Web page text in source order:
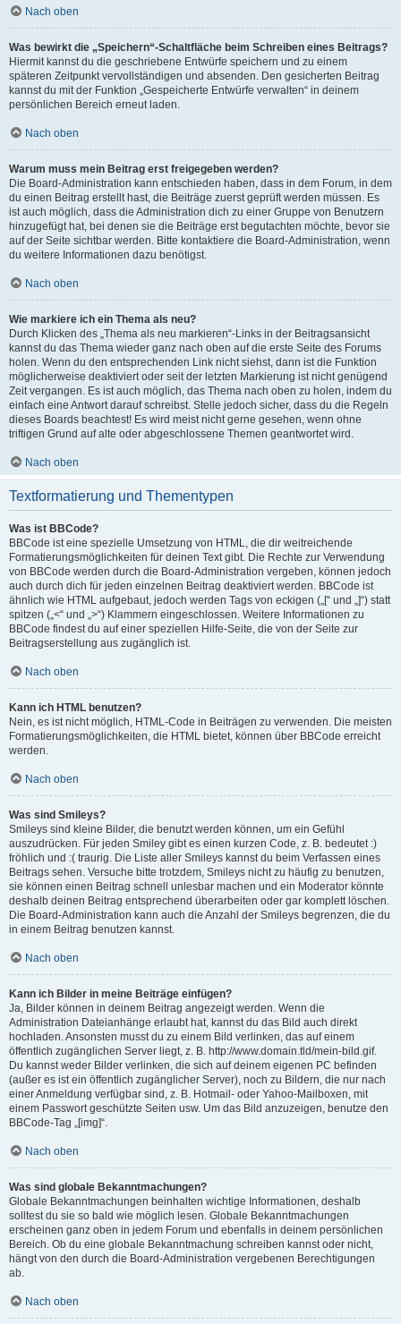
Nach oben
Was bewirkt die „Speichern“-Schaltfläche beim Schreiben eines Beitrags?
Hiermit kannst du die geschriebene Entwürfe speichern und zu einem
späteren Zeitpunkt vervollständigen und absenden. Den gesicherten Beitrag
kannst du mit der Funktion „Gespeicherte Entwürfe verwalten“ in deinem
persönlichen Bereich erneut laden.
Nach oben
Warum muss mein Beitrag erst freigegeben werden?
Die Board-Administration kann entschieden haben, dass in dem Forum, in dem
du einen Beitrag erstellt hast, die Beiträge zuerst geprüft werden müssen. Es
ist auch möglich, dass die Administration dich zu einer Gruppe von Benutzern
hinzugefügt hat, bei denen sie die Beiträge erst begutachten möchte, bevor sie
auf der Seite sichtbar werden. Bitte kontaktiere die Board-Administration, wenn
du weitere Informationen dazu benötigst.
Nach oben
Wie markiere ich ein Thema als neu?
Durch Klicken des „Thema als neu markieren“-Links in der Beitragsansicht
kannst du das Thema wieder ganz nach oben auf die erste Seite des Forums
holen. Wenn du den entsprechenden Link nicht siehst, dann ist die Funktion
möglicherweise deaktiviert oder seit der letzten Markierung ist nicht genügend
Zeit vergangen. Es ist auch möglich, das Thema nach oben zu holen, indem du
einfach eine Antwort darauf schreibst. Stelle jedoch sicher, dass du die Regeln
dieses Boards beachtest! Es wird meist nicht gerne gesehen, wenn ohne
triftigen Grund auf alte oder abgeschlossene Themen geantwortet wird.
Nach oben
Textformatierung und Thementypen
Was ist BBCode?
BBCode ist eine spezielle Umsetzung von HTML, die dir weitreichende
Formatierungsmöglichkeiten für deinen Text gibt. Die Rechte zur Verwendung
von BBCode werden durch die Board-Administration vergeben, können jedoch
auch durch dich für jeden einzelnen Beitrag deaktiviert werden. BBCode ist
ähnlich wie HTML aufgebaut, jedoch werden Tags von eckigen („[“ und „]“) statt
spitzen („<“ und „>“) Klammern eingeschlossen. Weitere Informationen zu
BBCode findest du auf einer speziellen Hilfe-Seite, die von der Seite zur
Beitragserstellung aus zugänglich ist.
Nach oben
Kann ich HTML benutzen?
Nein, es ist nicht möglich, HTML-Code in Beiträgen zu verwenden. Die meisten
Formatierungsmöglichkeiten, die HTML bietet, können über BBCode erreicht
werden.
Nach oben
Was sind Smileys?
Smileys sind kleine Bilder, die benutzt werden können, um ein Gefühl
auszudrücken. Für jeden Smiley gibt es einen kurzen Code, z. B. bedeutet :)
fröhlich und :( traurig. Die Liste aller Smileys kannst du beim Verfassen eines
Beitrags sehen. Versuche bitte trotzdem, Smileys nicht zu häufig zu benutzen,
sie können einen Beitrag schnell unlesbar machen und ein Moderator könnte
deshalb deinen Beitrag entsprechend überarbeiten oder gar komplett löschen.
Die Board-Administration kann auch die Anzahl der Smileys begrenzen, die du
in einem Beitrag benutzen kannst.
Nach oben
Kann ich Bilder in meine Beiträge einfügen?
Ja, Bilder können in deinem Beitrag angezeigt werden. Wenn die
Administration Dateianhänge erlaubt hat, kannst du das Bild auch direkt
hochladen. Ansonsten musst du zu einem Bild verlinken, das auf einem
öffentlich zugänglichen Server liegt, z. B. http://www.domain.tld/mein-bild.gif.
Du kannst weder Bilder verlinken, die sich auf deinem eigenen PC befinden
(außer es ist ein öffentlich zugänglicher Server), noch zu Bildern, die nur nach
einer Anmeldung verfügbar sind, z. B. Hotmail- oder Yahoo-Mailboxen, mit
einem Passwort geschützte Seiten usw. Um das Bild anzuzeigen, benutze den
BBCode-Tag „[img]“.
Nach oben
Was sind globale Bekanntmachungen?
Globale Bekanntmachungen beinhalten wichtige Informationen, deshalb
solltest du sie so bald wie möglich lesen. Globale Bekanntmachungen
erscheinen ganz oben in jedem Forum und ebenfalls in deinem persönlichen
Bereich. Ob du eine globale Bekanntmachung schreiben kannst oder nicht,
hängt von den durch die Board-Administration vergebenen Berechtigungen
ab.
Nach oben